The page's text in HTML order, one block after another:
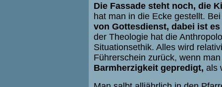
Die Fassade steht noch, die
hat man in die Ecke gestellt.
von Gottesdienst, dabei ist
der Theologie hat die
Situationsethik. Alles wird
Führerschein zurück, wenn
Barmherzigkeit gepredigt, als